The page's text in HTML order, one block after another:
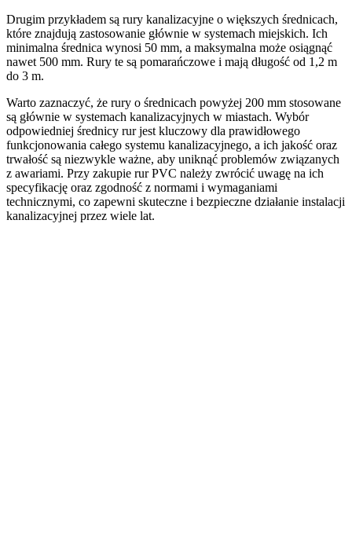
Drugim przykładem są rury kanalizacyjne o większych średnicach,
które znajdują zastosowanie głównie w systemach miejskich. Ich
minimalna średnica wynosi 50 mm, a maksymalna może osiągnąć
nawet 500 mm. Rury te są pomarańczowe i mają długość od 1,2 m
do 3 m.
Warto zaznaczyć, że rury o średnicach powyżej 200 mm stosowane
są głównie w systemach kanalizacyjnych w miastach. Wybór
odpowiedniej średnicy rur jest kluczowy dla prawidłowego
funkcjonowania całego systemu kanalizacyjnego, a ich jakość oraz
trwałość są niezwykle ważne, aby uniknąć problemów związanych
z awariami. Przy zakupie rur PVC należy zwrócić uwagę na ich
specyfikację oraz zgodność z normami i wymaganiami
technicznymi, co zapewni skuteczne i bezpieczne działanie instalacji
kanalizacyjnej przez wiele lat.